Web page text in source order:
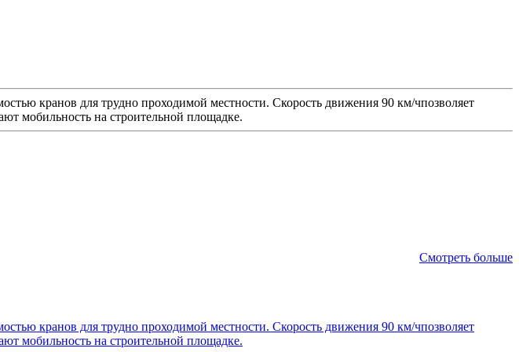
кранов для трудно проходимой местности. Скорость движения 90 км/чпозволяет
мобильность на строительной площадке.
Смотреть больше
кранов для трудно проходимой местности. Скорость движения 90 км/чпозволяет
мобильность на строительной площадке.